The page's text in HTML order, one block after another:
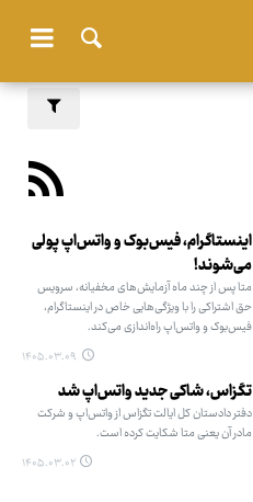
اینستاگرام، فیس‌بوک و واتس‌اپ پولی
می‌شوند!
متا پس از چند ماه آزمایش‌های مخفیانه، سرویس
حق اشتراکی را با ویژگی‌هایی خاص در اینستاگرام،
فیس‌بوک و واتس‌اپ راه‌اندازی می‌کند.
۱۴۰۵.۰۳.۰۹
تگزاس، شاکی جدید واتس‌اپ شد
دفتر دادستان کل ایالت تگزاس از واتس‌اپ و شرکت
مادر آن یعنی متا شکایت کرده است.
۱۴۰۵.۰۳.۰۲